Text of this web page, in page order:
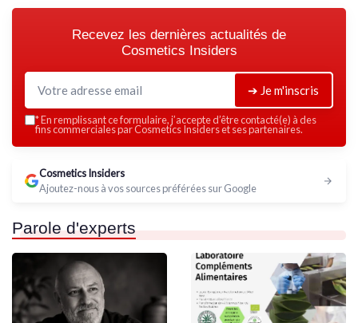
Recevez les dernières actualités de
Cosmetics Insiders
➔ Je m'inscris
*En remplissant ce formulaire, j’accepte d’être contacté(e) à des
fins commerciales par Cosmetics Insiders et ses partenaires.
Cosmetics Insiders
Ajoutez-nous à vos sources préférées sur Google
Parole d'experts